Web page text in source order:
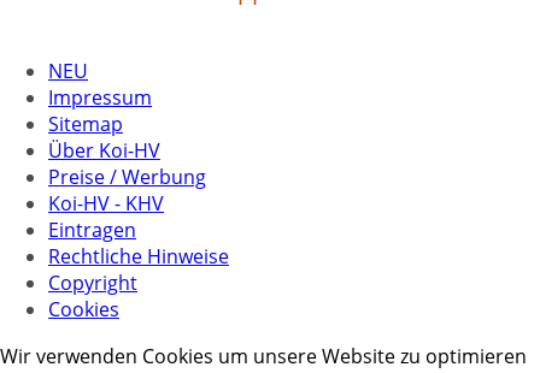
NEU
Impressum
Sitemap
Über Koi-HV
Preise / Werbung
Koi-HV - KHV
Eintragen
Rechtliche Hinweise
Copyright
Cookies
Wir verwenden Cookies um unsere Website zu optimieren